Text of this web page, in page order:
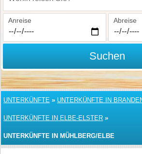
Wohin reisen Sie?
Anreise Abreise
Suchen
UNTERKÜNFTE » UNTERKÜNFTE IN
UNTERKÜNFTE IN ELBE-ELSTER »
UNTERKÜNFTE IN MÜHLBERG/ELBE